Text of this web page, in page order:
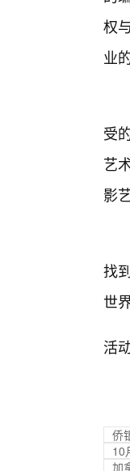
权
业
受
艺
影
找
世
活
侨
10
加